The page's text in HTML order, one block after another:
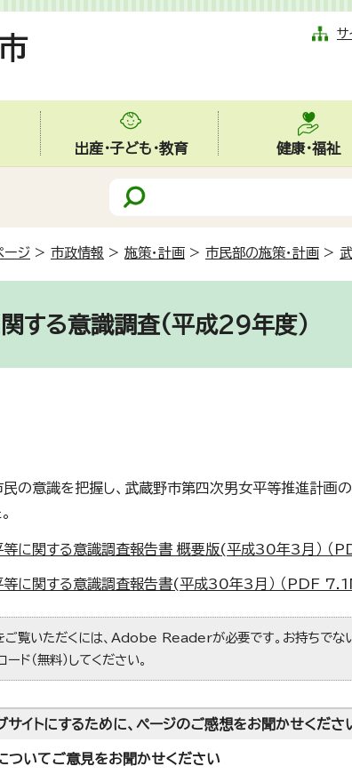
サ
出産・子ども・教育 健康・福祉
ージ > 市政情報 > 施策・計画 > 市民部の施策・計画 >
する意識調査(平成29年度）
の意識を把握し、武蔵野市第四次男女平等推進計画
に関する意識調査報告書 概要版(平成30年3月） （
に関する意識調査報告書(平成30年3月） （PDF
ご覧いただくには、Adobe Readerが必要です。お持ちでな
ド（無料）してください。
サイトにするために、ページのご感想をお聞かせくださ
ついてご意見をお聞かせください